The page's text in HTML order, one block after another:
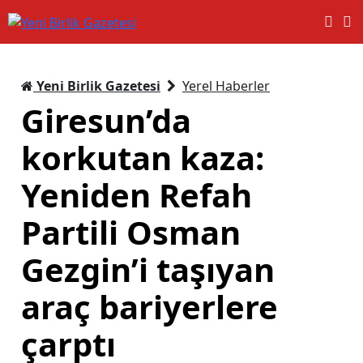
Yeni Birlik Gazetesi Yerel Haberler
Giresun’da
korkutan kaza:
Yeniden Refah
Partili Osman
Gezgin’i taşıyan
araç bariyerlere
çarptı